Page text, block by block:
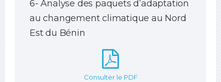
6- Analyse des paquets d’adaptation
au changement climatique au Nord
Est du Bénin
Consulter le PDF